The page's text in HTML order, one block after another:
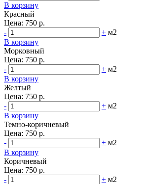
В корзину
Красный
Цена: 750 р.
-
+ м2
В корзину
Морковный
Цена: 750 р.
-
+ м2
В корзину
Желтый
Цена: 750 р.
-
+ м2
В корзину
Темно-коричневый
Цена: 750 р.
-
+ м2
В корзину
Коричневый
Цена: 750 р.
-
+ м2